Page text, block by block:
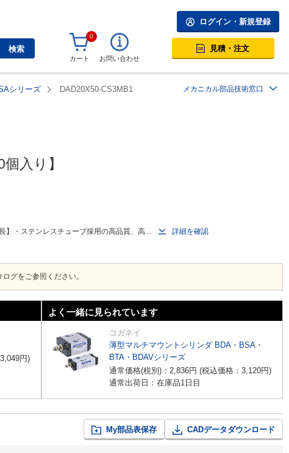
検索
ログイン・新規登録
0
カート お問い合わせ
見積・注文
シリーズ DAD20X50-CS3MB1 メカニカル部品技術窓口
入り】
・ステンレスチューブ採用の高品質、高...
詳細を確認
グをご参照ください。
3,049円)
よく一緒に見られています
コガネイ
薄型マルチマウントシリンダ BDA・BSA・
BTA・BDAVシリーズ
通常価格(税別)： 2,836円 (税込価格： 3,120円)
通常出荷日：在庫品1日目
My部品表保存 CADデータダウンロード